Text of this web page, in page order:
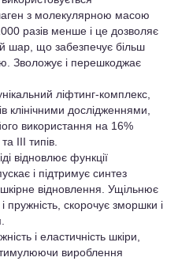
з молекулярною масою
разів менше і це дозволяє
шар, що забезпечує більш
Зволожує і перешкоджає
ліфтинг-комплекс,
клінічними дослідженнями,
використання на 16%
ІІІ типів.
відновлює функції
і підтримує синтез
відновлення. Ущільнює
пружність, скорочує зморшки і
і еластичність шкіри,
вироблення